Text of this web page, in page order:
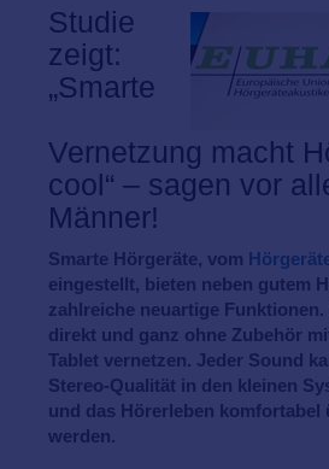
Studie
zeigt:
„Smarte
Vernetzung macht
cool“ – sagen vor
Männer!
Smarte Hörgeräte, vom
eingestellt, bieten neben gutem
zahlreiche neuartige Funktionen.
direkt und ganz ohne Zubehör
Tablet vernetzen. Jeder Sound
Stereo-Qualität in den kleinen
und das Hörerleben komfortabel
werden.